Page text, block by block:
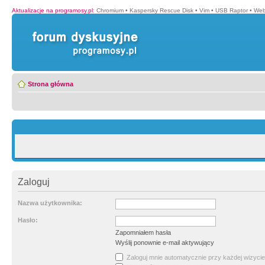
Aktualizacje na programosy.pl: Chromium • Kaspersky Rescue Disk • Vim • USB Raptor •
Strona główna
Zaloguj
Nazwa użytkownika:
Hasło:
Zapomniałem hasła
Wyślij ponownie e-mail aktywujący
Zaloguj mnie automatycznie przy każdej wizycie